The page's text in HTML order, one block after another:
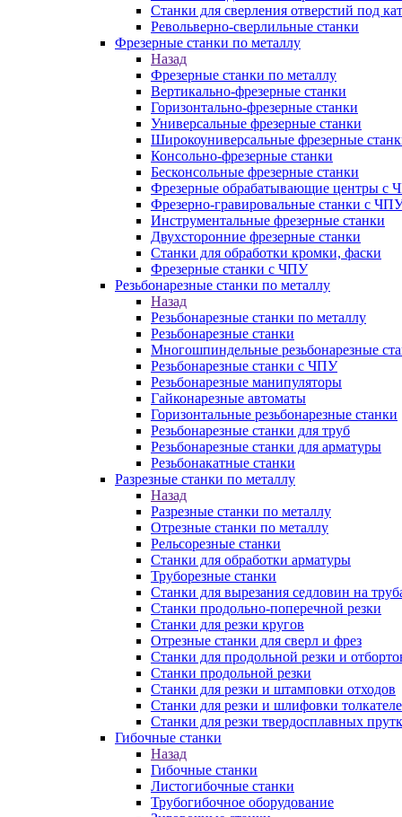
Станки для сверления отверстий под
Револьверно-сверлильные станки
Фрезерные станки по металлу
Назад
Фрезерные станки по металлу
Вертикально-фрезерные станки
Горизонтально-фрезерные станки
Универсальные фрезерные станки
Широкоуниверсальные фрезерные
Консольно-фрезерные станки
Бесконсольные фрезерные станки
Фрезерные обрабатывающие центры с
Фрезерно-гравировальные станки с
Инструментальные фрезерные станки
Двухсторонние фрезерные станки
Станки для обработки кромки, фаски
Фрезерные станки с ЧПУ
Резьбонарезные станки по металлу
Назад
Резьбонарезные станки по металлу
Резьбонарезные станки
Многошпиндельные резьбонарезные
Резьбонарезные станки с ЧПУ
Резьбонарезные манипуляторы
Гайконарезные автоматы
Горизонтальные резьбонарезные станки
Резьбонарезные станки для труб
Резьбонарезные станки для арматуры
Резьбонакатные станки
Разрезные станки по металлу
Назад
Разрезные станки по металлу
Отрезные станки по металлу
Рельсорезные станки
Станки для обработки арматуры
Труборезные станки
Станки для вырезания седловин на
Станки продольно-поперечной резки
Станки для резки кругов
Отрезные станки для сверл и фрез
Станки для продольной резки и
Станки продольной резки
Станки для резки и штамповки отходов
Станки для резки и шлифовки
Станки для резки твердосплавных
Гибочные станки
Назад
Гибочные станки
Листогибочные станки
Трубогибочное оборудование